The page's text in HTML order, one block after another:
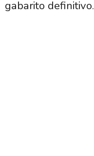
gabarito definitivo.